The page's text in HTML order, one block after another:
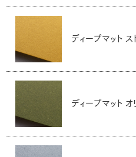
ディープマット ス
ディープマット オ